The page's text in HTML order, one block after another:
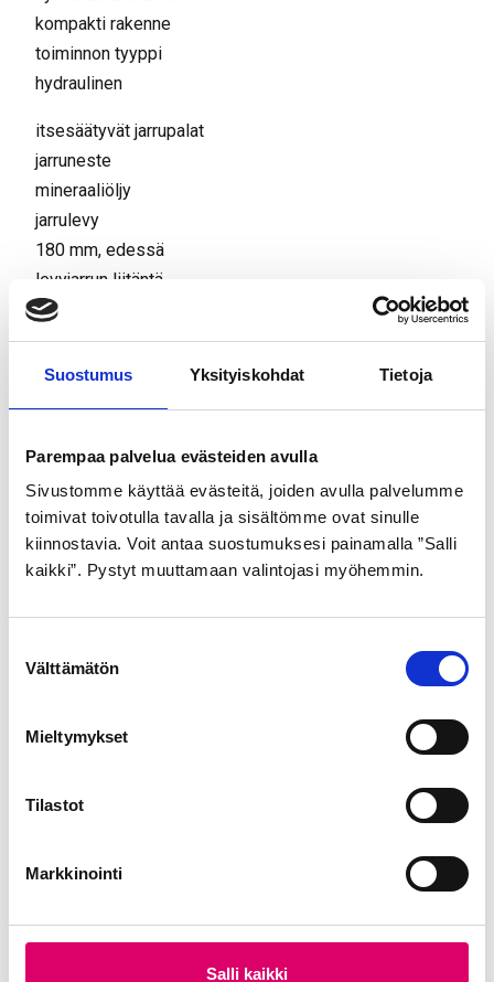
Suostumus Yksityiskohdat Tietoja
Parempaa palvelua evästeiden avulla
Sivustomme käyttää evästeitä, joiden avulla palvelumme
toimivat toivotulla tavalla ja sisältömme ovat sinulle
kiinnostavia. Voit antaa suostumuksesi painamalla ”Salli
kaikki”. Pystyt muuttamaan valintojasi myöhemmin.
Välttämätön
Mieltymykset
Tilastot
Markkinointi
Salli kaikki
kompakti rakenne
toiminnon tyyppi
hydraulinen
itsesäätyvät jarrupalat
jarruneste
mineraaliöljy
jarrulevy
180 mm, edessä
levyjarrun liitäntä
Postmount
IS 2000
etupyörään
Tutustu myös
MUSTA VALKOINEN
21,99€
ULKORENGAS 42-622
MUSTA ROAD CRUISER